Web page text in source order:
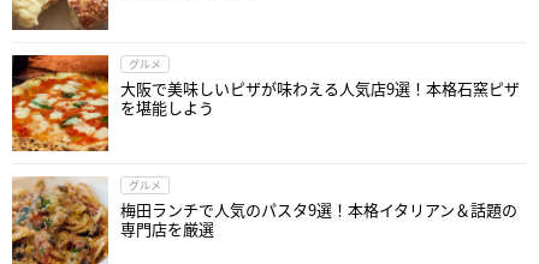
グルメ
大阪で美味しいピザが味わえる人気店9選！本格石窯ピザ
を堪能しよう
グルメ
梅田ランチで人気のパスタ9選！本格イタリアン＆話題の
専門店を厳選